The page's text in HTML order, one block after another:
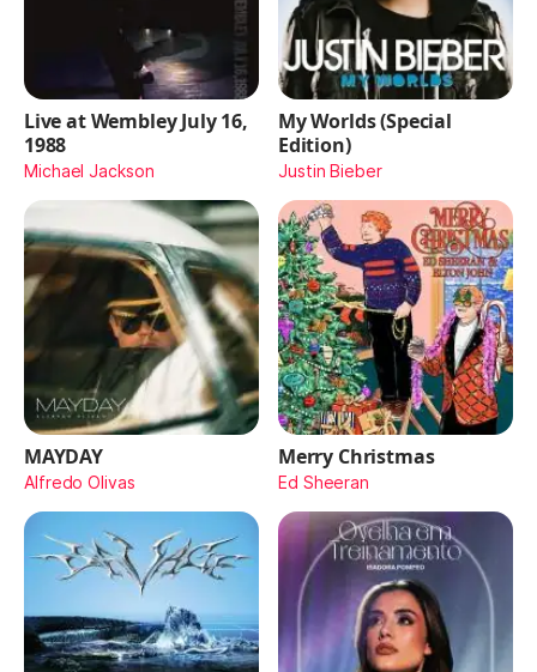
Live at Wembley July 16,
1988
Michael Jackson
My Worlds (Special
Edition)
Justin Bieber
MAYDAY
Alfredo Olivas
Merry Christmas
Ed Sheeran